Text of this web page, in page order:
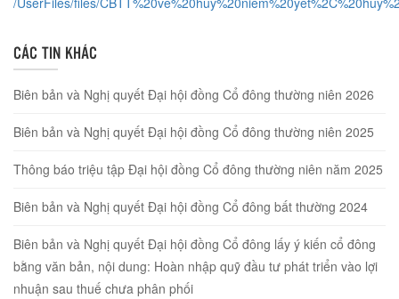
CÁC TIN KHÁC
Biên bản và Nghị quyết Đại hội đồng Cổ đông thường niên 2026
Biên bản và Nghị quyết Đại hội đồng Cổ đông thường niên 2025
Thông báo triệu tập Đại hội đồng Cổ đông thường niên năm 2025
Biên bản và Nghị quyết Đại hội đồng Cổ đông bất thường 2024
Biên bản và Nghị quyết Đại hội đồng Cổ đông lấy ý kiến cổ đông
bằng văn bản, nội dung: Hoàn nhập quỹ đầu tư phát triển vào lợi
nhuận sau thuế chưa phân phối